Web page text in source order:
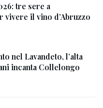
tre sere a
vivere il vino d’Abruzzo
nel Lavandeto, l’alta
incanta Collelongo